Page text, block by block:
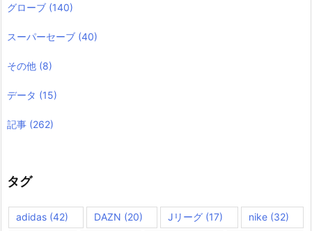
グローブ (140)
スーパーセーブ (40)
その他 (8)
データ (15)
記事 (262)
タグ
adidas (42) DAZN (20) Jリーグ (17) nike(32)